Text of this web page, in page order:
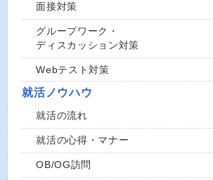
面接対策
グループワーク・
ディスカッション対策
Webテスト対策
就活ノウハウ
就活の流れ
就活の心得・マナー
OB/OG訪問